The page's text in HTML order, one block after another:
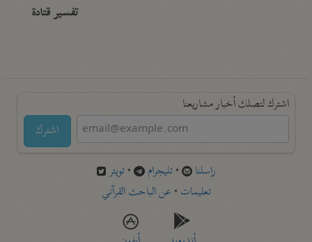
تفسير قتادة
اشترك لتصلك أخبار مشاريعنا
اشترك
راسلنا •تليجرام •تويتر
تعليمات •عن الباحث القرآني